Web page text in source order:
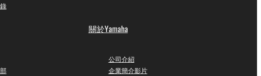
關於Yamaha
公司介紹
企業簡介影片